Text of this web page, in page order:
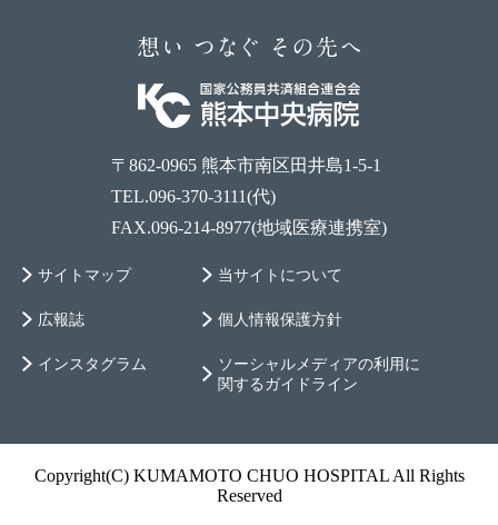
〒862-0965 熊本市南区田井島1-5-1
TEL.096-370-3111(代)
FAX.096-214-8977(地域医療連携室)
サイトマップ
広報誌
インスタグラム
当サイトについて
個人情報保護方針
ソーシャルメディアの利用に
関するガイドライン
Copyright(C) KUMAMOTO CHUO HOSPITAL All Rights
Reserved